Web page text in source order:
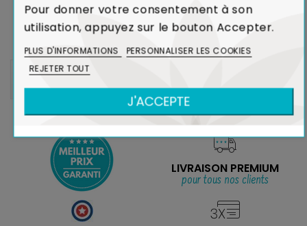
LIVRAISON PREMIUM
pour tous nos clients
Pour donner votre consentement à son
utilisation, appuyez sur le bouton Accepter.
PLUS D'INFORMATIONS
PERSONNALISER LES COOKIES
REJETER TOUT
J'ACCEPTE